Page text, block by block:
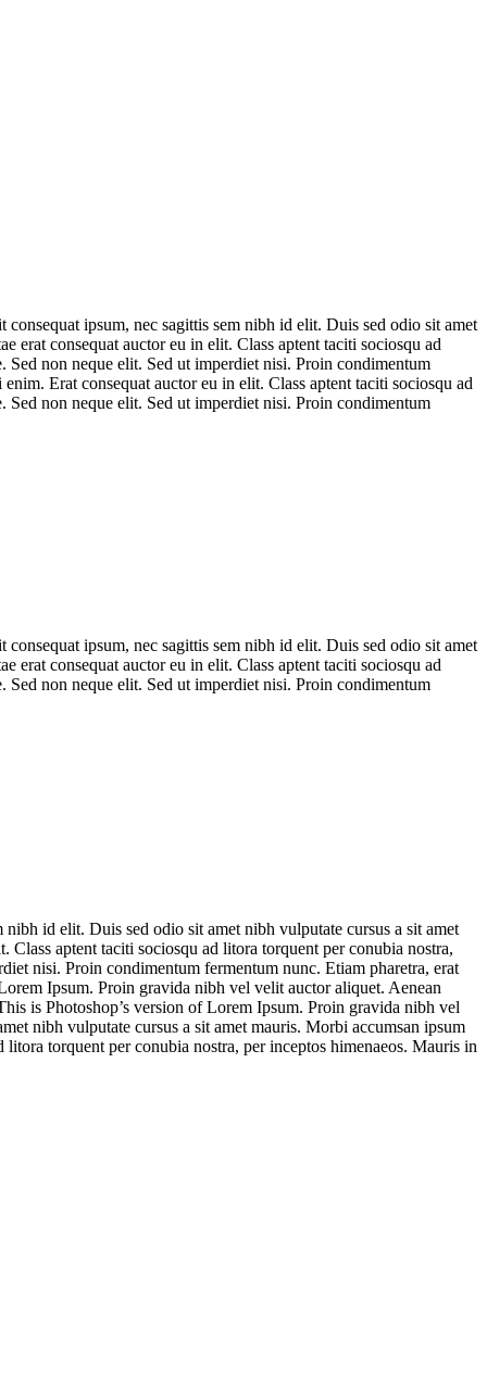
ipsum, nec sagittis sem nibh id elit. Duis sed odio sit amet
erat consequat auctor eu in elit. Class aptent taciti sociosqu ad
Sed non neque elit. Sed ut imperdiet nisi. Proin condimentum
Erat consequat auctor eu in elit. Class aptent taciti sociosqu ad
Sed non neque elit. Sed ut imperdiet nisi. Proin condimentum
ipsum, nec sagittis sem nibh id elit. Duis sed odio sit amet
erat consequat auctor eu in elit. Class aptent taciti sociosqu ad
Sed non neque elit. Sed ut imperdiet nisi. Proin condimentum
id elit. Duis sed odio sit amet nibh vulputate cursus a sit amet
aptent taciti sociosqu ad litora torquent per conubia nostra,
nisi. Proin condimentum fermentum nunc. Etiam pharetra, erat
Ipsum. Proin gravida nibh vel velit auctor aliquet. Aenean
is Photoshop’s version of Lorem Ipsum. Proin gravida nibh vel
nibh vulputate cursus a sit amet mauris. Morbi accumsan ipsum
torquent per conubia nostra, per inceptos himenaeos. Mauris in